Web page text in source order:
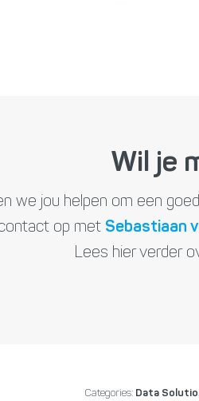
Wil je
we jou helpen om een
op met Sebastiaan
Lees hier verder
Categories: Data